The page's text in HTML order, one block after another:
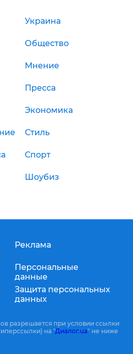
Украина
Общество
Мнение
Пресса
Экономика
Стиль
Спорт
Шоубиз
Реклама
Персональные
данные
Защита персональных
данных
разрешается при условии ссылки
на "Диалог.ua" не ниже